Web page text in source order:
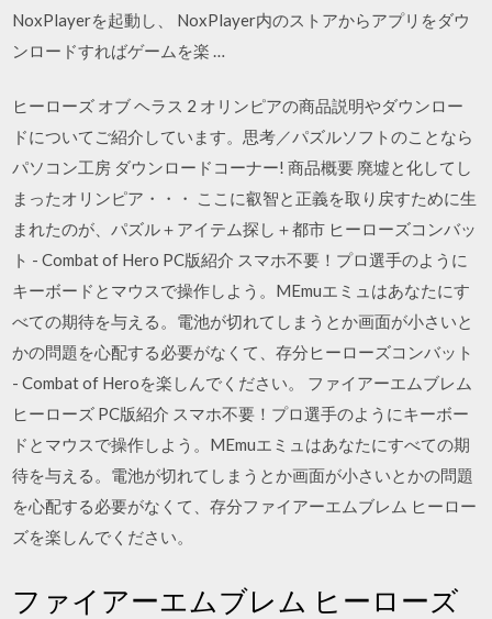
NoxPlayerを起動し、 NoxPlayer内のストアからアプリをダウ
ンロードすればゲームを楽 …
ヒーローズ オブ ヘラス 2 オリンピアの商品説明やダウンロー
ドについてご紹介しています。思考／パズルソフトのことなら
パソコン工房 ダウンロードコーナー! 商品概要 廃墟と化してし
まったオリンピア・・・ ここに叡智と正義を取り戻すために生
まれたのが、パズル＋アイテム探し＋都市 ヒーローズコンバッ
ト - Combat of Hero PC版紹介 スマホ不要！プロ選手のように
キーボードとマウスで操作しよう。MEmuエミュはあなたにす
べての期待を与える。電池が切れてしまうとか画面が小さいと
かの問題を心配する必要がなくて、存分ヒーローズコンバット
- Combat of Heroを楽しんでください。 ファイアーエムブレム
ヒーローズ PC版紹介 スマホ不要！プロ選手のようにキーボー
ドとマウスで操作しよう。MEmuエミュはあなたにすべての期
待を与える。電池が切れてしまうとか画面が小さいとかの問題
を心配する必要がなくて、存分ファイアーエムブレム ヒーロー
ズを楽しんでください。
ファイアーエムブレム ヒーローズ